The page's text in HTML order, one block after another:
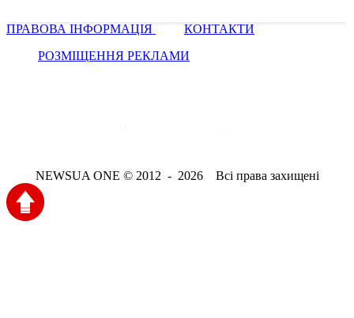
ПРАВОВА ІНФОРМАЦІЯ
КОНТАКТИ
РОЗМІЩЕННЯ РЕКЛАМИ
NEWSUA ONE © 2012 - 2026 Всі права захищені